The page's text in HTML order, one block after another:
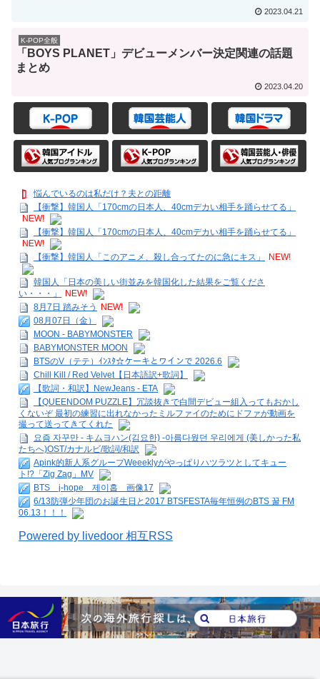
2023.04.21
K-POP全般
「BOYS PLANET」デビューメンバー決定関連の話題
まとめ
2023.04.20
悩んでいるのは私だけ？夫との距離
【衝撃】韓国人「170cmの日本人、40cmデカい相手を踊らせてる」
NEW!
【衝撃】韓国人「170cmの日本人、40cmデカい相手を踊らせてる」
NEW!
【衝撃】韓国人「このアニメ、殺し合ってたのに急にキス」
NEW!
韓国人「日本の美しい街並みを韓国化した結果をご覧くださ
い・・・」
NEW!
8月7日 踏みそう
NEW!
08月07日（金）
MOON - BABYMONSTER
BABYMONSTER MOON
BTSのV（テテ）ｲﾝｽﾀ☆ケーキとワインで 2026.6
Chill Kill / Red Velvet【日本語訳+歌詞】
【歌詞・和訳】NewJeans - ETA
【QUEENDOM PUZZLE】冗談抜きで白間デビュー組入ってもおかし
くないぞ 最初の練習に出れなかったミルファイのためにドファが動画を
撮って送ってきてくれた
요즘 자꾸만 - キムヨハン(김요한) -아름다웠던 우리에게 (美しかった私
たちへ)OST/カナルビ/歌詞/和訳
Apink的新人系グループWeeeklyがやっぱりハツラツとしてキュー
ト!?「Zig Zag」MV
BTS j-hope 제이홉 画像17
6/13防弾少年団のお誕生日と2017 BTSFESTA毎年恒例のBTS 꿀 FM
06.13！！！
Powered by livedoor 相互RSS